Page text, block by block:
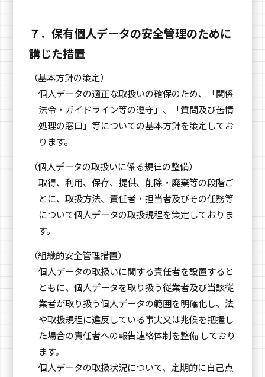
７．保有個人データの安全管理のために
講じた措置
（基本方針の策定）
個人データの適正な取扱いの確保のため、「関係
法令・ガイドライン等の遵守」、「質問及び苦情
処理の窓口」等についての基本方針を策定してお
ります。
（個人データの取扱いに係る規律の整備）
取得、利用、保存、提供、削除・廃棄等の段階ご
とに、取扱方法、責任者・担当者及びその任務等
について個人データの取扱規程を策定しておりま
す。
（組織的安全管理措置）
個人データの取扱いに関する責任者を設置すると
ともに、個人データを取り扱う従業者及び当該従
業者が取り扱う個人データの範囲を明確化し、法
や取扱規程に違反している事実又は兆候を把握し
た場合の責任者への報告連絡体制を整備 しており
ます。
個人データの取扱状況について、定期的に自己点